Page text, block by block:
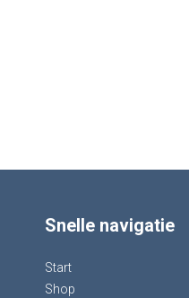
Snelle navigatie
Start
Shop